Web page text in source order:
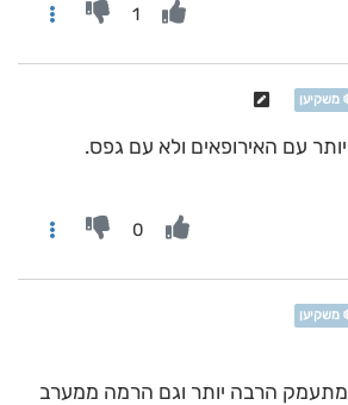
1
משקיען
יותר עם האירופאים ולא עם גפס.
0
משקיען
מתעמק הרבה יותר וגם הרמה ממערב